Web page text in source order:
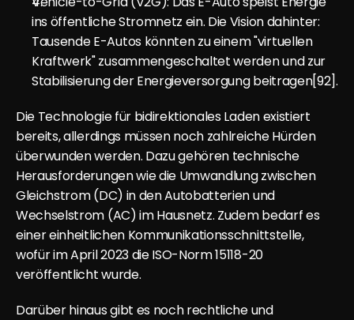
ins öffentliche Stromnetz ein. Die Vision dahinter:
Tausende E-Autos könnten zu einem "virtuellen
Kraftwerk" zusammengeschaltet werden und zur
Stabilisierung der Energieversorgung beitragen[92].
Die Technologie für bidirektionales Laden existiert
bereits, allerdings müssen noch zahlreiche Hürden
überwunden werden. Dazu gehören technische
Herausforderungen wie die Umwandlung zwischen
Gleichstrom (DC) in den Autobatterien und
Wechselstrom (AC) im Hausnetz. Zudem bedarf es
einer einheitlichen Kommunikationsschnittstelle,
wofür im April 2023 die ISO-Norm 15118-20
veröffentlicht wurde.
Darüber hinaus gibt es noch rechtliche und